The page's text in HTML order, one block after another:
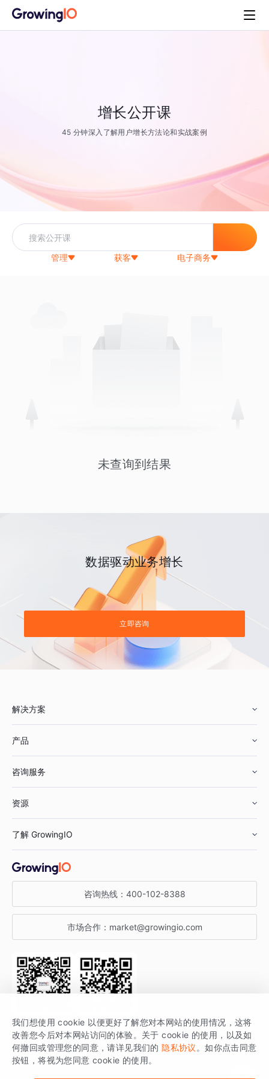
增长公开课
45 分钟深入了解用户增长方法论和实战案例
管理 获客 电子商务
未查询到结果
数据驱动业务增长
立即咨询
解决方案
鞋服行业
汽车行业
金融行业
产品
智能运营
获客分析
咨询服务
资源
增长公开课
增长博客
开发者文档
SDK 文档
场景指南
了解 GrowingIO
关于 GrowingIO
增长大会
行业活动
咨询热线： 400-102-8388
市场合作： market@growingio.com
关注公众号 获取更多干货
GrowingIO 是专注于数据智能分析与增长的品牌，核心平台为 GrowingIO
分析云。
我们想使用 cookie 以便更好了解您对本网站的使用情况，这将
改善您今后对本网站访问的体验。关于 cookie 的使用，以及如
何撤回或管理您的同意，请详见我们的 隐私协议 。如你点击同意
按钮，将视为您同意 cookie 的使用。